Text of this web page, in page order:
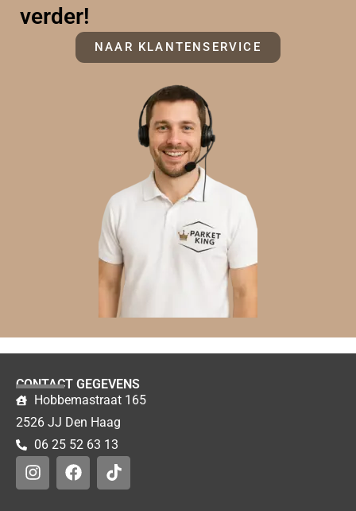
verder!
NAAR KLANTENSERVICE
CONTACT GEGEVENS
Hobbemastraat 165
2526 JJ Den Haag
06 25 52 63 13